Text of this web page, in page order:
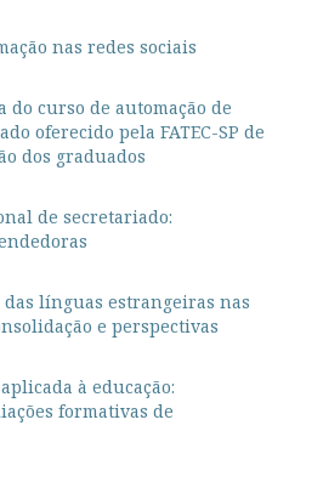
nas redes sociais
do curso de automação de
oferecido pela FATEC-SP de
dos graduados
de secretariado:
línguas estrangeiras nas
e perspectivas
à educação:
formativas de